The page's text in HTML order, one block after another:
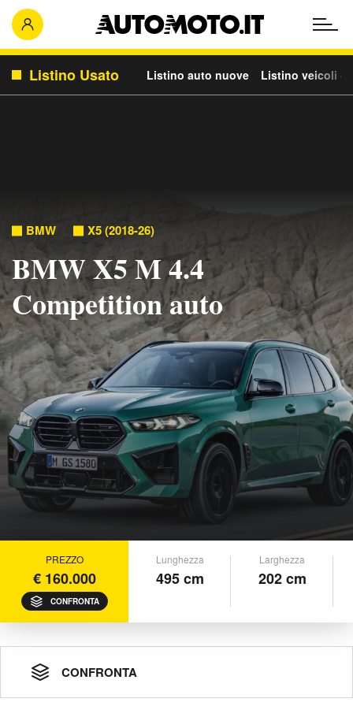
Listino Usato Listino auto nuove Listino veicoli
BMW X5 (2018-26)
BMW X5 M 4.4
Competition auto
PREZZO
€ 160.000
CONFRONTA
Lunghezza
495 cm
Larghezza
202 cm
CONFRONTA